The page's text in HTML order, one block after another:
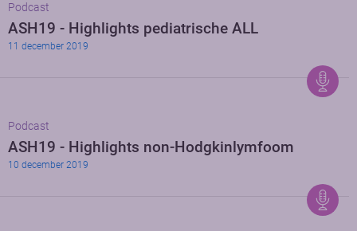
Podcast
ASH19 - Highlights pediatrische ALL
11 december 2019
Podcast
ASH19 - Highlights non-Hodgkinlymfoom
10 december 2019